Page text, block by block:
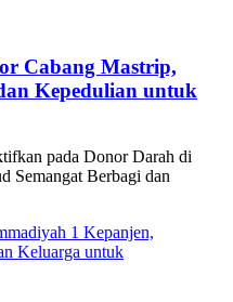
Cabang Mastrip,
Kepedulian untuk
pada Donor Darah di
Semangat Berbagi dan